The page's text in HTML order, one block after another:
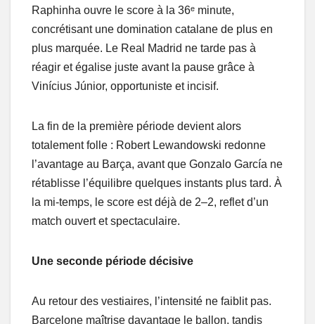
Raphinha ouvre le score à la 36ᵉ minute,
concrétisant une domination catalane de plus en
plus marquée. Le Real Madrid ne tarde pas à
réagir et égalise juste avant la pause grâce à
Vinícius Júnior, opportuniste et incisif.
La fin de la première période devient alors
totalement folle : Robert Lewandowski redonne
l’avantage au Barça, avant que Gonzalo García ne
rétablisse l’équilibre quelques instants plus tard. À
la mi-temps, le score est déjà de 2–2, reflet d’un
match ouvert et spectaculaire.
Une seconde période décisive
Au retour des vestiaires, l’intensité ne faiblit pas.
Barcelone maîtrise davantage le ballon, tandis